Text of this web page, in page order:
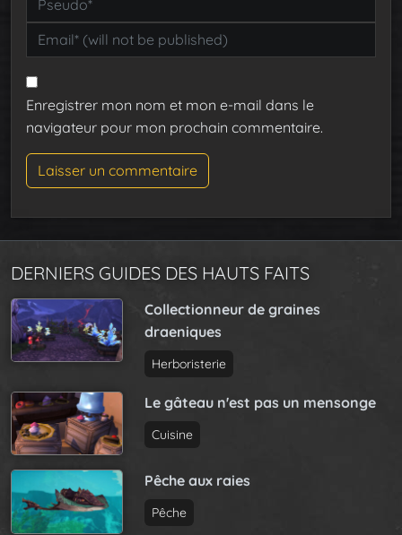
Enregistrer mon nom et mon e-mail dans le
navigateur pour mon prochain commentaire.
DERNIERS GUIDES DES HAUTS FAITS
Collectionneur de graines
draeniques
Herboristerie
Le gâteau n'est pas un mensonge
Cuisine
Pêche aux raies
Pêche